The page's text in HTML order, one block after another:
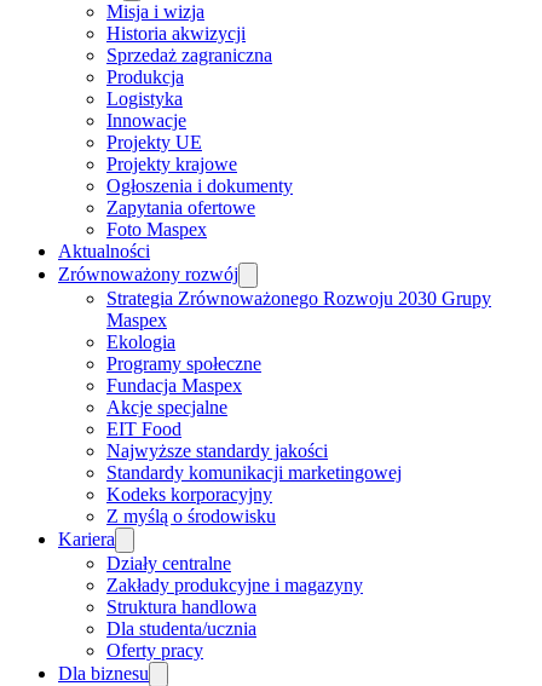
Misja i wizja
Historia akwizycji
Sprzedaż zagraniczna
Produkcja
Logistyka
Innowacje
Projekty UE
Projekty krajowe
Ogłoszenia i dokumenty
Zapytania ofertowe
Foto Maspex
Aktualności
Zrównoważony rozwój
Strategia Zrównoważonego Rozwoju 2030 Grupy
Maspex
Ekologia
Programy społeczne
Fundacja Maspex
Akcje specjalne
EIT Food
Najwyższe standardy jakości
Standardy komunikacji marketingowej
Kodeks korporacyjny
Z myślą o środowisku
Kariera
Działy centralne
Zakłady produkcyjne i magazyny
Struktura handlowa
Dla studenta/ucznia
Oferty pracy
Dla biznesu